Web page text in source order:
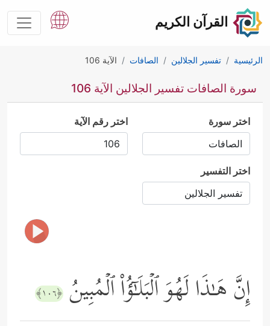
القرآن الكريم
الرئيسية تفسير الجلالين الصافات الآية 106
سورة الصافات تفسير الجلالين الآية 106
اختر سورة اختر رقم الآية
اختر التفسير
إِنَّ هَـٰذَا لَهُوَ ٱلۡبَلَـٰۤؤُاْ ٱلۡمُبِینُ ﴿١٠٦﴾